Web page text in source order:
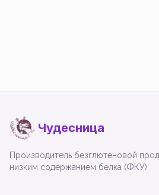
Чудесница
Производитель безглютеновой
низким содержанием белка (ФКУ)